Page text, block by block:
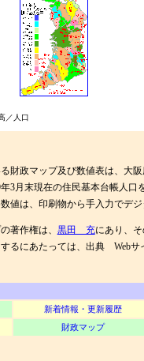
／人口
財政マップ及び数値表は、大
3月末現在の住民基本台帳人口
値は、印刷物から手入力でデ
著作権は、 黒田 充にあり、そ
るにあたっては、出典 Webサ
新着情報・更新履歴
財政マップ